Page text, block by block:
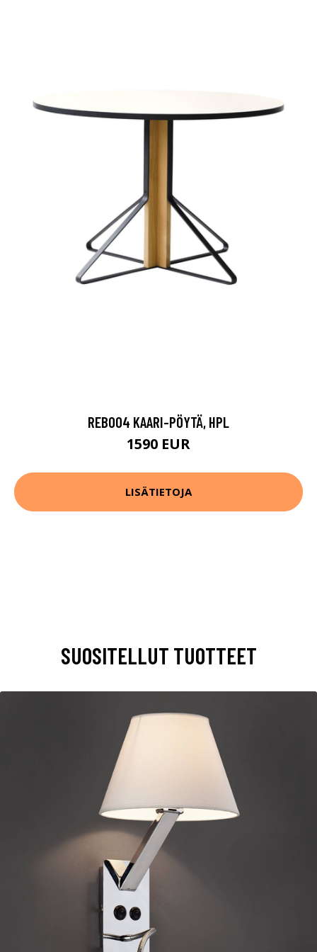
REB004 KAARI-PÖYTÄ, HPL
1590 EUR
LISÄTIETOJA
SUOSITELLUT TUOTTEET